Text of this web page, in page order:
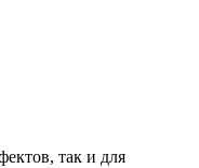
так и для